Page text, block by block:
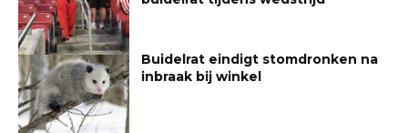
Buidelrat eindigt stomdronken na
inbraak bij winkel